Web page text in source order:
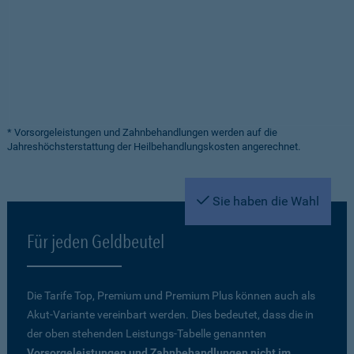
* Vorsorgeleistungen und Zahnbehandlungen werden auf die
Jahreshöchsterstattung der Heilbehandlungskosten angerechnet.
Sie haben die Wahl
Für jeden Geldbeutel
Die Tarife Top, Premium und Premium Plus können auch als
Akut-Variante vereinbart werden. Dies bedeutet, dass die in
der oben stehenden Leistungs-Tabelle genannten